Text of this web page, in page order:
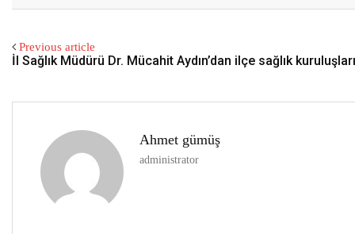
Previous article
İl Sağlık Müdürü Dr. Mücahit Aydın’dan ilçe sağlık
Ahmet gümüş
administrator